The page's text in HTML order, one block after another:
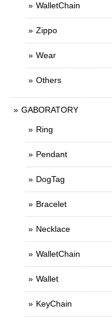
WalletChain
Zippo
Wear
Others
GABORATORY
Ring
Pendant
DogTag
Bracelet
Necklace
WalletChain
Wallet
KeyChain